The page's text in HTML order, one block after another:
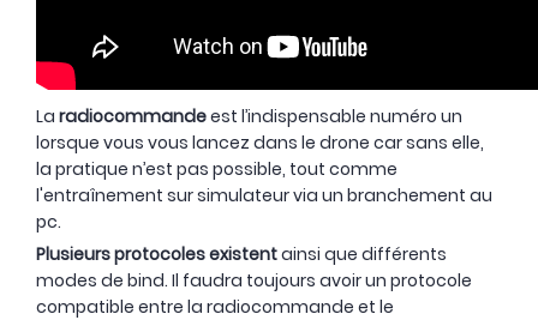
La radiocommandeest l’indispensable numéro un
lorsque vous vous lancez dans le drone car sans elle,
la pratique n’est pas possible, tout comme
l'entraînement sur simulateur via un branchement au
pc.
Plusieurs protocoles existentainsi que différents
modes de bind. Il faudra toujours avoir un protocole
compatible entre la radiocommande et le